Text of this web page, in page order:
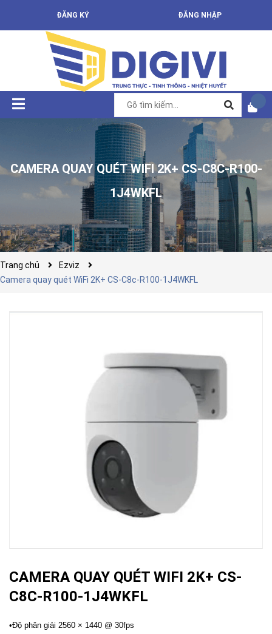
ĐĂNG KÝ ĐĂNG NHẬP
CAMERA QUAY QUÉT WIFI 2K+ CS-C8C-R100-
1J4WKFL
Trang chủ
Ezviz
Camera quay quét WiFi 2K+ CS-C8c-R100-1J4WKFL
CAMERA QUAY QUÉT WIFI 2K+ CS-
C8C-R100-1J4WKFL
•Độ phân giải 2560 × 1440 @ 30fps